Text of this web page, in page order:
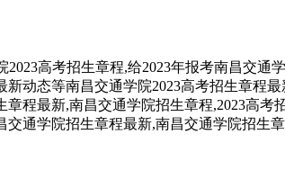
高考招生章程,给2023年报考南昌交
动态等南昌交通学院2023高考招生章程最
交通学院招生章程最新,南昌交通学院招生